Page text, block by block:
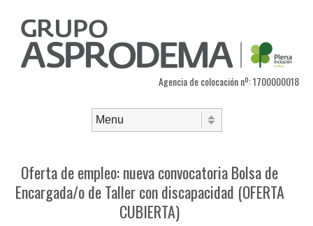
Agencia de colocación nº: 1700000018
Oferta de empleo: nueva convocatoria Bolsa de
Encargada/o de Taller con discapacidad (OFERTA
CUBIERTA)